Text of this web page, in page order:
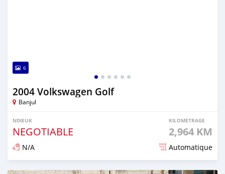
6
2004 Volkswagen Golf
Banjul
NDIEUK
NEGOTIABLE
KILOMETRAGE
2,964 KM
N/A Automatique
Dougal na niou ko depuis 7 months